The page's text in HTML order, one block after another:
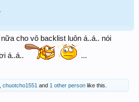
cho vô backlist luôn á..á.. nói
á..á.. ...
chuotcho1551 and 1 other person like this.